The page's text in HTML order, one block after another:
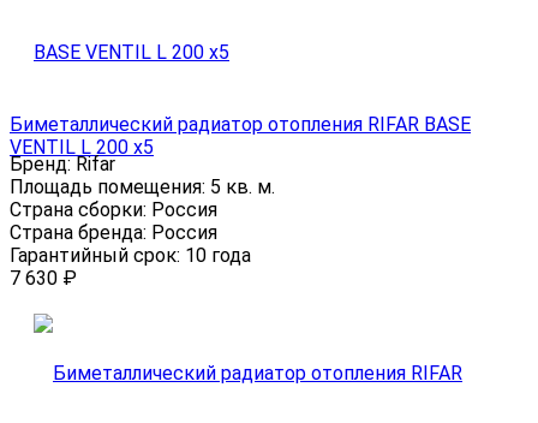
Биметаллический радиатор отопления RIFAR BASE
VENTIL L 200 x5
Бренд: Rifar
Площадь помещения: 5 кв. м.
Страна сборки: Россия
Страна бренда: Россия
Гарантийный срок: 10 года
7 630 ₽